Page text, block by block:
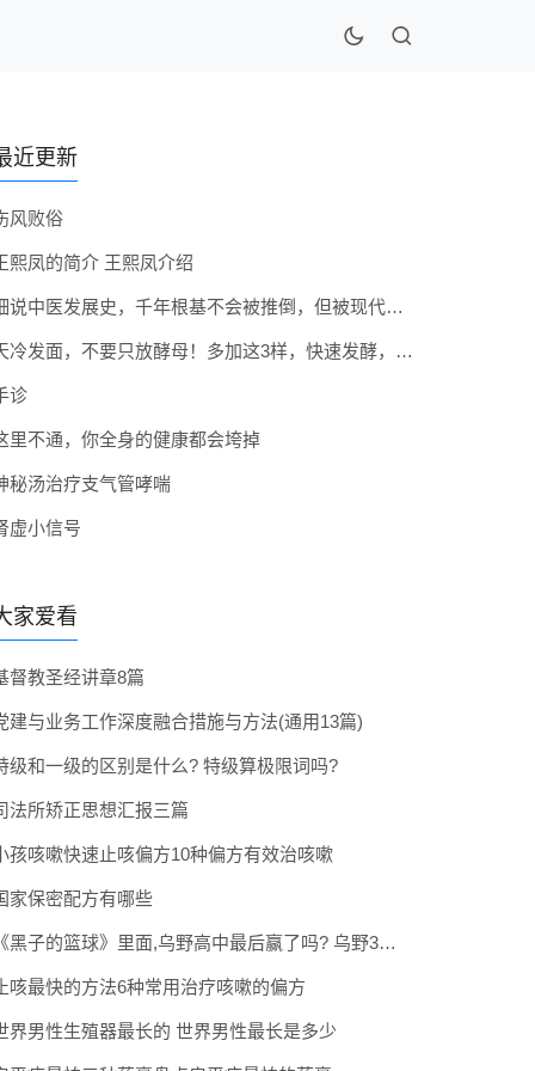
近更新
风败俗
熙凤的简介 王熙凤介绍
细说中医发展史，千年根基不会被推倒，但被现代医疗模式堵住出路
天冷发面，不要只放酵母！多加这3样，快速发酵，蓬松香软弹性十足
诊
里不通，你全身的健康都会垮掉
秘汤治疗支气管哮喘
虚小信号
家爱看
督教圣经讲章8篇
建与业务工作深度融合措施与方法(通用13篇)
级和一级的区别是什么? 特级算极限词吗?
法所矫正思想汇报三篇
孩咳嗽快速止咳偏方10种偏方有效治咳嗽
家保密配方有哪些
《黑子的篮球》里面,乌野高中最后赢了吗? 乌野3年拿到全国冠军了吗
咳最快的方法6种常用治疗咳嗽的偏方
界男性生殖器最长的 世界男性最长是多少